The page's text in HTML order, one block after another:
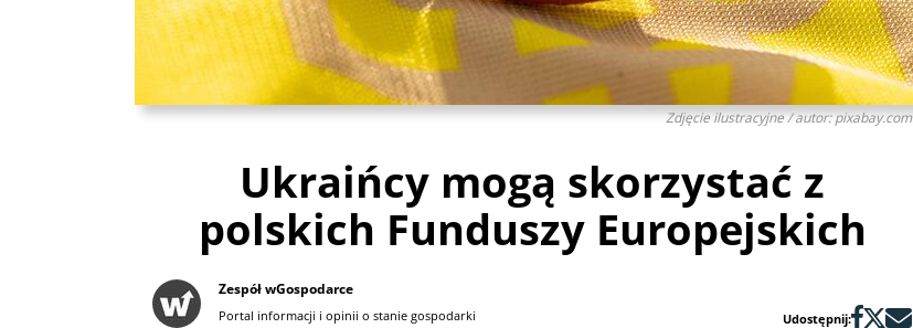
Zdjęcie ilustracyjne / autor: pixabay.com
Ukraińcy mogą skorzystać z
polskich Funduszy Europejskich
Zespół wGospodarce
Portal informacji i opinii o stanie gospodarki Udostępnij: